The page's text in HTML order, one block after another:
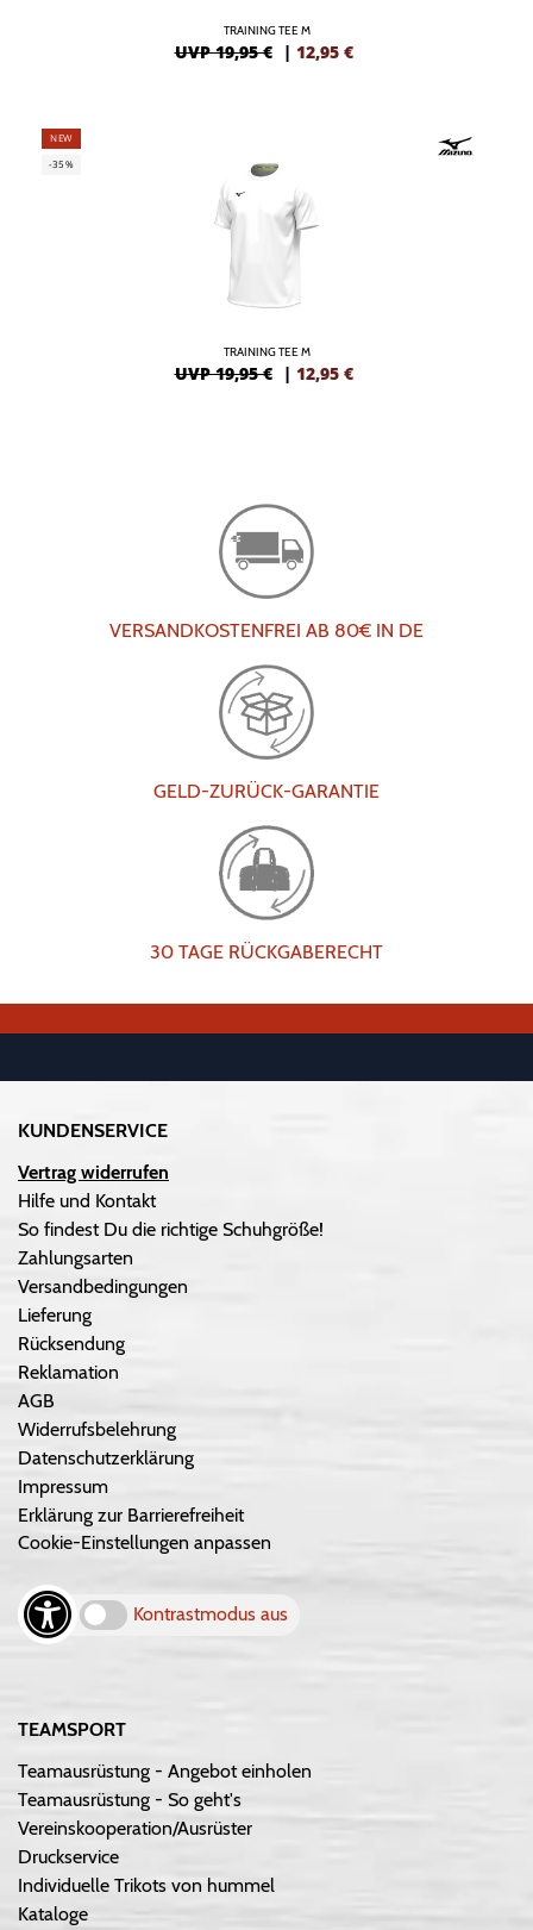
TRAINING TEE M
UVP 19,95 € | 12,95 €
NEW
-35%
TRAINING TEE M
UVP 19,95 € | 12,95 €
VERSANDKOSTENFREI AB 80€ IN DE
GELD-ZURÜCK-GARANTIE
30 TAGE RÜCKGABERECHT
KUNDENSERVICE
Vertrag widerrufen
Hilfe und Kontakt
So findest Du die richtige Schuhgröße!
Zahlungsarten
Versandbedingungen
Lieferung
Rücksendung
Reklamation
AGB
Widerrufsbelehrung
Datenschutzerklärung
Impressum
Erklärung zur Barrierefreiheit
Cookie-Einstellungen anpassen
Kontrastmodus aus
TEAMSPORT
Teamausrüstung - Angebot einholen
Teamausrüstung - So geht's
Vereinskooperation/Ausrüster
Druckservice
Individuelle Trikots von hummel
Kataloge